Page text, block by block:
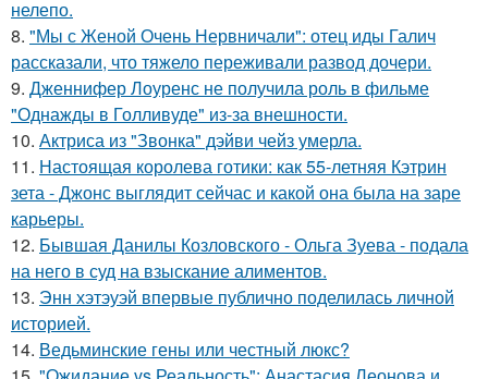
нелепо.
8. "Мы с Женой Очень Нервничали": отец иды Галич
рассказали, что тяжело переживали развод дочери.
9. Дженнифер Лоуренс не получила роль в фильме
"Однажды в Голливуде" из-за внешности.
10. Актриса из "Звонка" дэйви чейз умерла.
11. Настоящая королева готики: как 55-летняя Кэтрин
зета - Джонс выглядит сейчас и какой она была на заре
карьеры.
12. Бывшая Данилы Козловского - Ольга Зуева - подала
на него в суд на взыскание алиментов.
13. Энн хэтэуэй впервые публично поделилась личной
историей.
14. Ведьминские гены или честный люкс?